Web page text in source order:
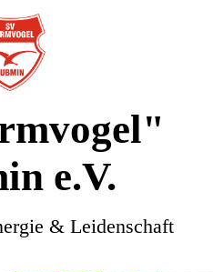
e.V.
& Leidenschaft